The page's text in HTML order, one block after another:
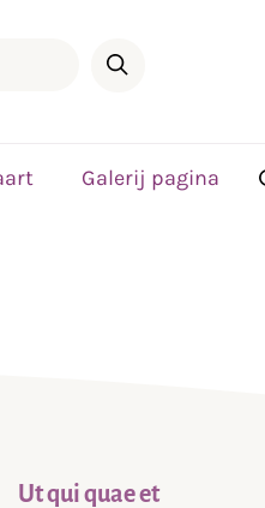
Galerij pagina
Ut qui quae et